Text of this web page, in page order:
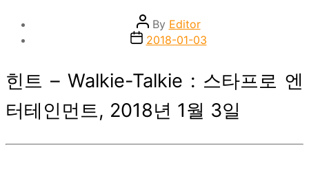
Post
author
By Editor
Post2018-01-03
힌트 – Walkie-Talkie : 스타프로 엔
터테인먼트, 2018년 1월 3일